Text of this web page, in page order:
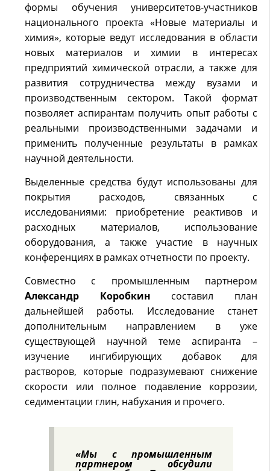
формы обучения университетов-участников
национального проекта «Новые материалы и
химия», которые ведут исследования в области
новых материалов и химии в интересах
предприятий химической отрасли, а также для
развития сотрудничества между вузами и
производственным сектором. Такой формат
позволяет аспирантам получить опыт работы с
реальными производственными задачами и
применить полученные результаты в рамках
научной деятельности.
Выделенные средства будут использованы для
покрытия расходов, связанных с
исследованиями: приобретение реактивов и
расходных материалов, использование
оборудования, а также участие в научных
конференциях в рамках отчетности по проекту.
Совместно с промышленным партнером
Александр Коробкин составил план
дальнейшей работы. Исследование станет
дополнительным направлением в уже
существующей научной теме аспиранта –
изучение ингибирующих добавок для
растворов, которые подразумевают снижение
скорости или полное подавление коррозии,
седиментации глин, набухания и прочего.
«Мы с промышленным
партнером обсудили